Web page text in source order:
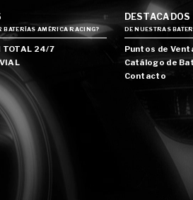
BATERÍAS AMÉRICA RACING?
TOTAL 24/7
DESTACADOS
DE NUESTRAS
Puntos de
Catálogo de
Contacto